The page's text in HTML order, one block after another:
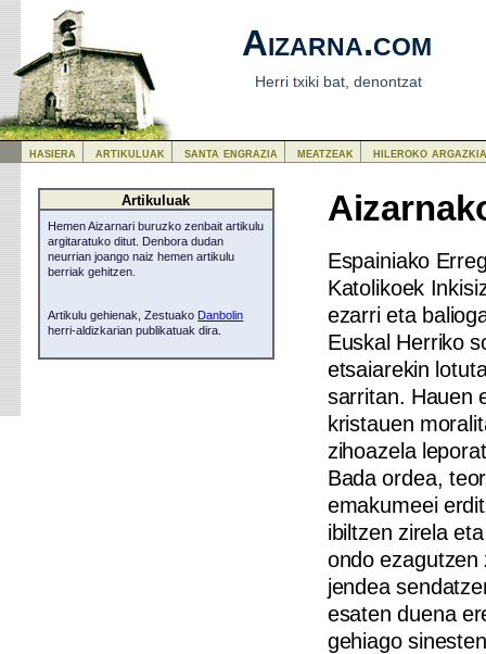
Aizarna.com
Herri txiki bat, denontzat
Espainiako
Katolikoek
ezarri eta
Euskal Herriko
etsaiarekin
sarritan. Hauen
kristauen
zihoazela
Bada ordea,
emakumeei
ibiltzen zirela
ondo ezagutzen
jendea
esaten duena
gehiago
Artikuluak
Hemen Aizarnari buruzko zenbait artikulu
argitaratuko ditut. Denbora dudan
neurrian joango naiz hemen artikulu
berriak gehitzen.
Artikulu gehienak, Zestuako Danbolin
herri-aldizkarian publikatuak dira.
hasiera artikuluak santa engrazia meatzeak hileroko